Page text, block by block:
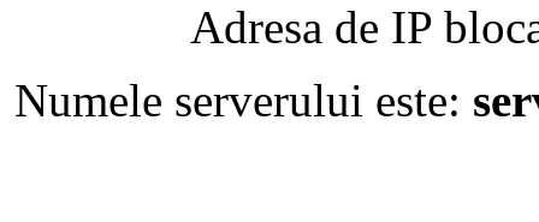
Adresa de IP
Numele serverului este: